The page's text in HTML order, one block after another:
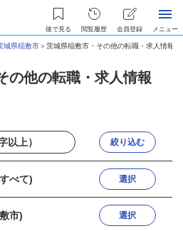
後で見る 閲覧履歴 会員登録 メニュー
城県稲敷市＞茨城県稲敷市・その他の転職・求人情報
の他の転職・求人情報
絞り込む
べて) 選択
市) 選択